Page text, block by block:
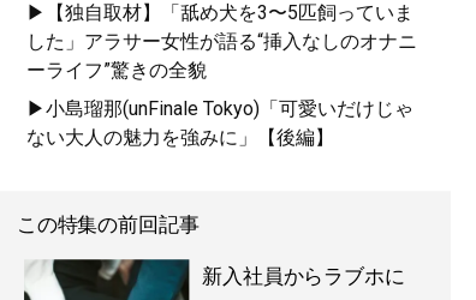
▶【独自取材】「舐め犬を3〜5匹飼っていま
した」アラサー女性が語る“挿入なしのオナニ
ーライフ”驚きの全貌
▶小島瑠那(unFinale Tokyo)「可愛いだけじゃ
ない大人の魅力を強みに」【後編】
この特集の前回記事
新入社員からラブホに